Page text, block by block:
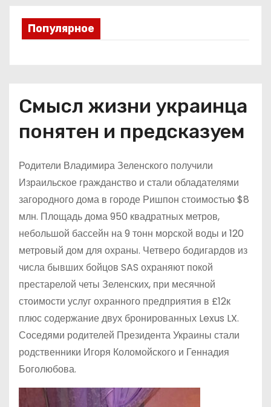
Популярное
Смысл жизни украинца
понятен и предсказуем
Родители Владимира Зеленского получили
Израильское гражданство и стали обладателями
загородного дома в городе Ришпон стоимостью $8
млн. Площадь дома 950 квадратных метров,
небольшой бассейн на 9 тонн морской воды и 120
метровый дом для охраны. Четверо бодигардов из
числа бывших бойцов SAS охраняют покой
престарелой четы Зеленских, при месячной
стоимости услуг охранного предприятия в £12к
плюс содержание двух бронированных Lexus LX.
Соседями родителей Президента Украины стали
родственники Игоря Коломойского и Геннадия
Боголюбова.